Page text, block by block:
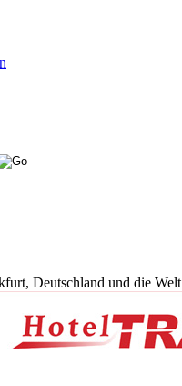
Deutschland und die Welt